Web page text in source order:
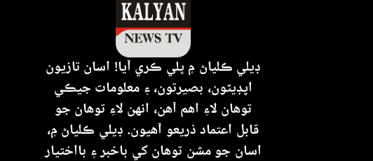
ڊيلي ڪلياڻ ۾ ڀلي ڪري آيا! اسان تازيون
اپڊيٽون، بصيرتون، ۽ معلومات جيڪي
توهان لاءِ اهم آهن، انهن لاءِ توهان جو
قابل اعتماد ذريعو آهيون. ڊيلي ڪلياڻ ۾،
اسان جو مشن توهان کي باخبر ۽ بااختيار